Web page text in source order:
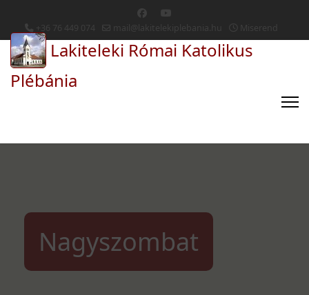
+36 76 449 074 mail@lakitelekiplebania.hu Miserend
Lakiteleki Római Katolikus
Plébánia
Nagyszombat